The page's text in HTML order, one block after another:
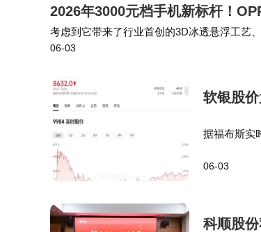
2026年3000元档手机新标杆！
考虑到它带来了行业首创的3D冰透悬浮工艺
69K顶级防护等史诗级的全面升级，这样的
06-03
软银股
据福布斯实
1%，市值
06-03
科顺股